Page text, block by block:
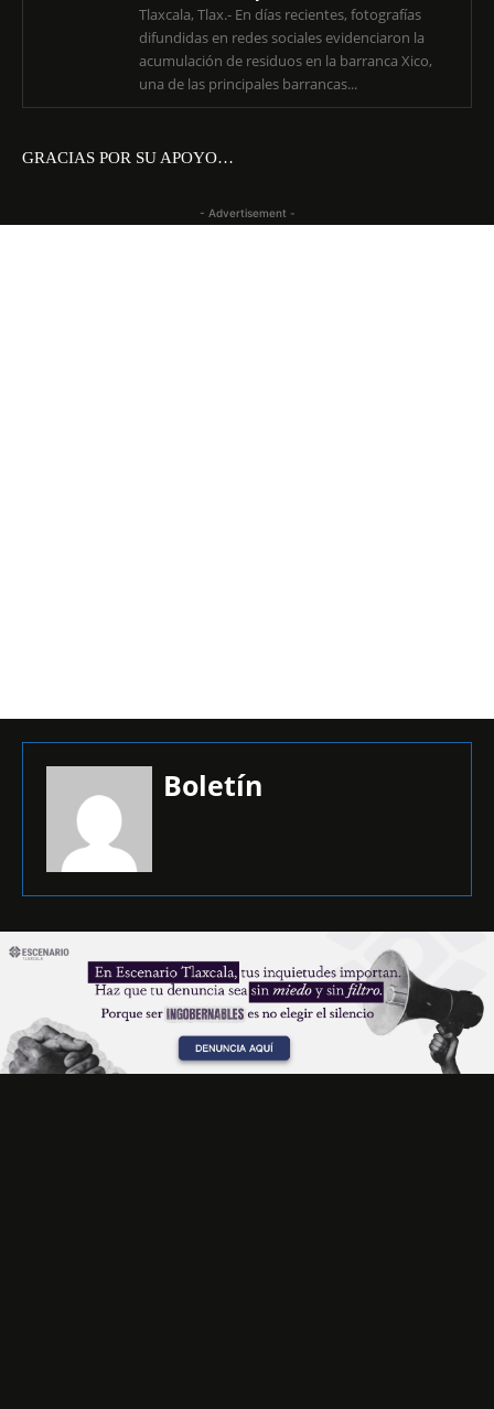
Tlaxcala, Tlax.- En días recientes, fotografías
difundidas en redes sociales evidenciaron la
acumulación de residuos en la barranca Xico,
una de las principales barrancas...
GRACIAS POR SU APOYO…
- Advertisement -
Boletín